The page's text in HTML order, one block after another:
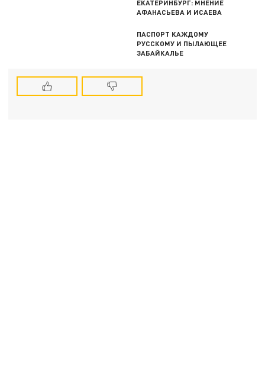
ЕКАТЕРИНБУРГ: МНЕНИЕ
АФАНАСЬЕВА И ИСАЕВА
ПАСПОРТ КАЖДОМУ
РУССКОМУ И ПЫЛАЮЩЕЕ
ЗАБАЙКАЛЬЕ